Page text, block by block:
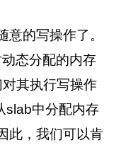
的写操作了。
态分配的内存
其执行写操作
slab中分配内存
此，我们可以肯